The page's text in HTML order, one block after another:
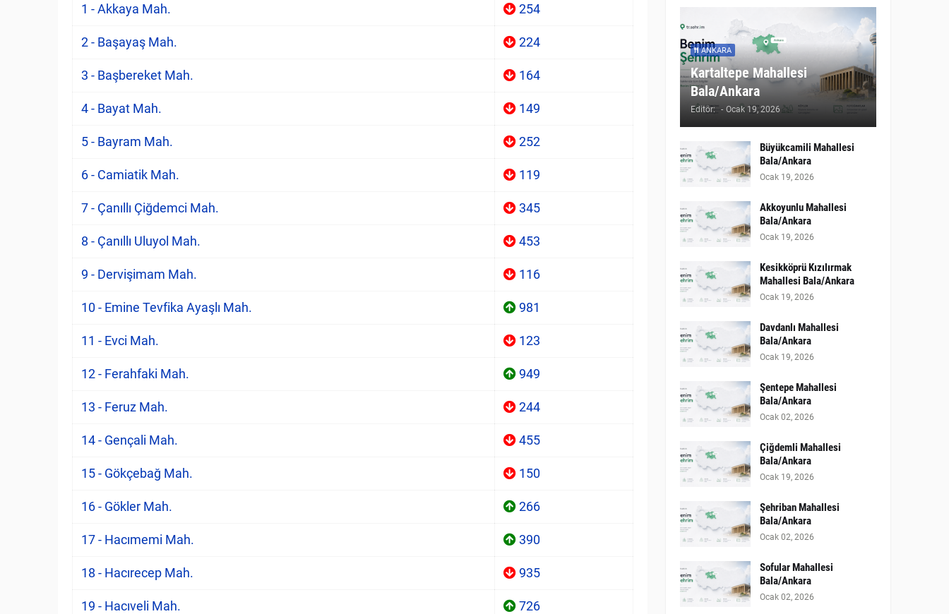
1 - Akkaya Mah. 254
2 - Başayaş Mah. 224
3 - Başbereket Mah. 164
4 - Bayat Mah. 149
5 - Bayram Mah. 252
6 - Camiatik Mah. 119
7 - Çanıllı Çiğdemci Mah. 345
8 - Çanıllı Uluyol Mah. 453
9 - Dervişimam Mah. 116
10 - Emine Tevfika Ayaşlı Mah. 981
11 - Evci Mah. 123
12 - Ferahfaki Mah. 949
13 - Feruz Mah. 244
14 - Gençali Mah. 455
15 - Gökçebağ Mah. 150
16 - Gökler Mah. 266
17 - Hacımemi Mah. 390
18 - Hacırecep Mah. 935
19 - Hacıveli Mah. 726
ANKARA
Kartaltepe Mahallesi
Bala/Ankara
Editör: - Ocak 19, 2026
Büyükcamili Mahallesi
Bala/Ankara
Ocak 19, 2026
Akkoyunlu Mahallesi
Bala/Ankara
Ocak 19, 2026
Kesikköprü Kızılırmak
Mahallesi Bala/Ankara
Ocak 19, 2026
Davdanlı Mahallesi
Bala/Ankara
Ocak 19, 2026
Şentepe Mahallesi
Bala/Ankara
Ocak 02, 2026
Çiğdemli Mahallesi
Bala/Ankara
Ocak 19, 2026
Şehriban Mahallesi
Bala/Ankara
Ocak 02, 2026
Sofular Mahallesi
Bala/Ankara
Ocak 02, 2026